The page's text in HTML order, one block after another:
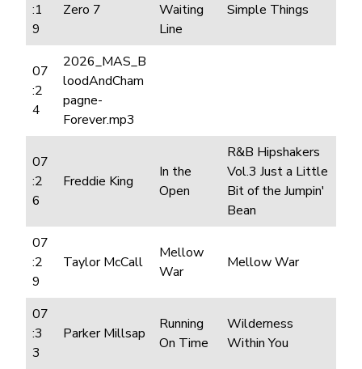
:1
9
Zero 7
Waiting
Line
Simple Things
07
:2
4
2026_MAS_B
loodAndCham
pagne-
Forever.mp3
07
:2
6
Freddie King
In the
Open
R&B Hipshakers
Vol.3 Just a Little
Bit of the Jumpin'
Bean
07
:2
9
Taylor McCall
Mellow
War
Mellow War
07
:3
3
Parker Millsap
Running
On Time
Wilderness
Within You